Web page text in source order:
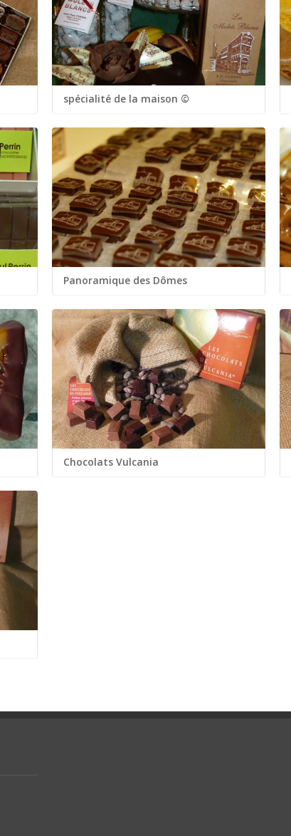
spécialité de la maison ©
Panoramique des Dômes
Chocolats Vulcania